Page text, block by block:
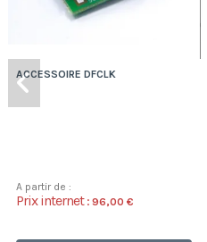
ACCESSOIRE DFCLK
A partir de :
Prix internet : 96,00 €